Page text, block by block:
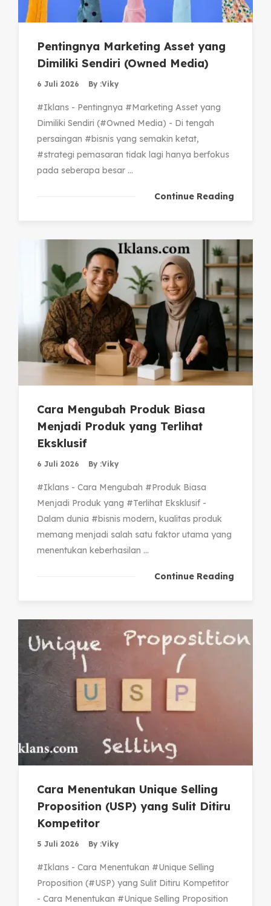
Pentingnya Marketing Asset yang
Dimiliki Sendiri (Owned Media)
6 Juli 2026 By :Viky
#Iklans - Pentingnya #Marketing Asset yang
Dimiliki Sendiri (#Owned Media) - Di tengah
persaingan #bisnis yang semakin ketat,
#strategi pemasaran tidak lagi hanya berfokus
pada seberapa besar ...
Continue Reading
Cara Mengubah Produk Biasa
Menjadi Produk yang Terlihat
Eksklusif
6 Juli 2026 By :Viky
#Iklans - Cara Mengubah #Produk Biasa
Menjadi Produk yang #Terlihat Eksklusif -
Dalam dunia #bisnis modern, kualitas produk
memang menjadi salah satu faktor utama yang
menentukan keberhasilan ...
Continue Reading
Cara Menentukan Unique Selling
Proposition (USP) yang Sulit Ditiru
Kompetitor
5 Juli 2026 By :Viky
#Iklans - Cara Menentukan #Unique Selling
Proposition (#USP) yang Sulit Ditiru Kompetitor
- Cara Menentukan #Unique Selling Proposition